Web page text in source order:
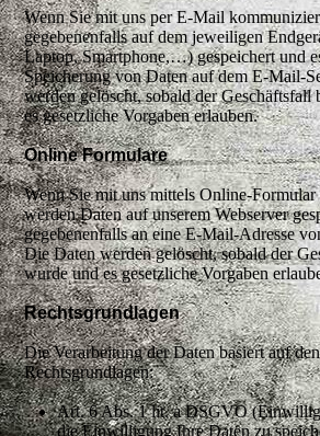
Wenn Sie mit uns per E-Mail
gegebenenfalls auf dem jeweiligen
Laptop, Smartphone,…) gespeichert und
Speicherung von Daten auf dem E-Mail-
werden gelöscht, sobald der Geschäftsfall
es gesetzliche Vorgaben erlauben.
Online Formulare
Wenn Sie mit uns mittels Online-
werden Daten auf unserem Webserver
gegebenenfalls an eine E-Mail-Adresse
Die Daten werden gelöscht, sobald der
wurde und es gesetzliche Vorgaben
Rechtsgrundlagen
Die Verarbeitung der Daten basiert auf
Rechtsgrundlagen:
Art. 6 Abs. 1 lit. a DSGVO
die Einwilligung Ihre Daten zu